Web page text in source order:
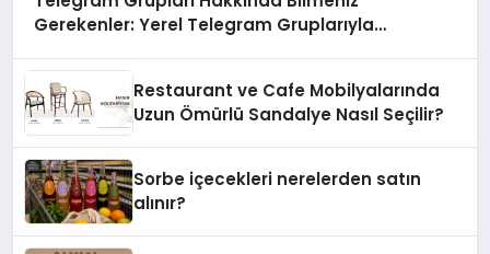
Gerekenler: Yerel Telegram Gruplarıyla
Restaurant ve Cafe Mobilyalarında
Uzun Ömürlü Sandalye Nasıl Seçilir?
Sorbe içecekleri nerelerden satın
alınır?